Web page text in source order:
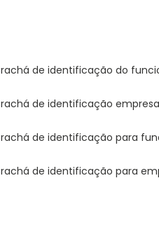
crachá de identificação do
crachá de identificação empresa
crachá de identificação para
crachá de identificação para